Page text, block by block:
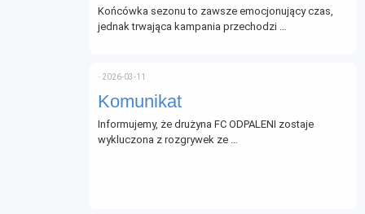
Końcówka sezonu to zawsze emocjonujący czas,
jednak trwająca kampania przechodzi …
Komunikat
⋅ 2026-03-11
Informujemy, że drużyna FC ODPALENI zostaje
wykluczona z rozgrywek ze …